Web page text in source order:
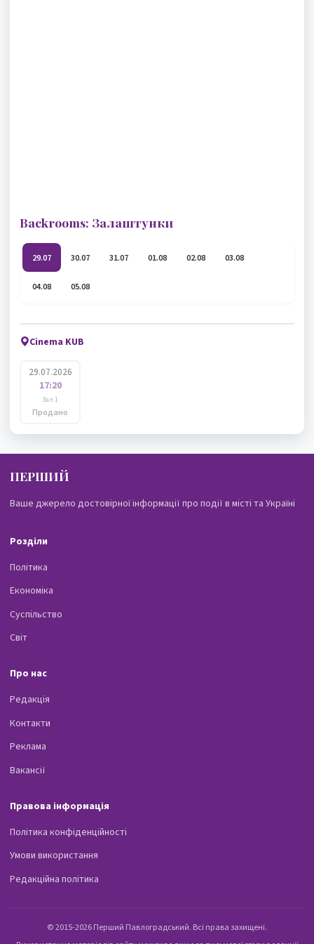
Backrooms: Залаштунки
29.07 30.07 31.07 01.08 02.08 03.08
04.08 05.08
Cinema KUB
29.07.2026
17:20
Зал 1
Продано
ПЕРШИЙ
Ваше джерело достовірної інформації про події в місті та Україні
Розділи
Політика
Економіка
Суспільство
Світ
Про нас
Редакція
Контакти
Реклама
Вакансії
Правова інформація
Політика конфіденційності
Умови використання
Редакційна політика
© 2015-2026 Перший Павлоградський. Всі права захищені.